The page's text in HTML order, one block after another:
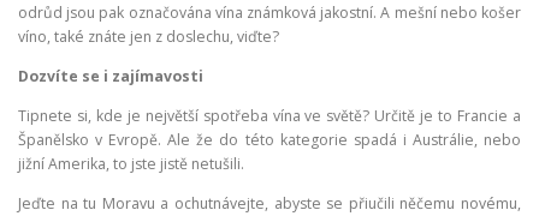
odrůd jsou pak označována vína známková jakostní. A mešní nebo košer
víno, také znáte jen z doslechu, viďte?
Dozvíte se i zajímavosti
Tipnete si, kde je největší spotřeba vína ve světě? Určitě je to Francie a
Španělsko v Evropě. Ale že do této kategorie spadá i Austrálie, nebo
jižní Amerika, to jste jistě netušili.
Jeďte na tu Moravu a ochutnávejte, abyste se přiučili něčemu novému,